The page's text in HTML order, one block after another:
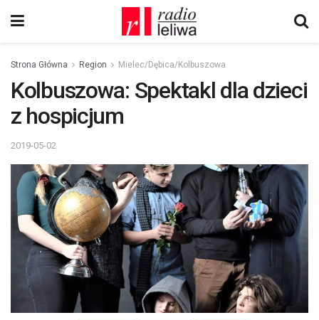
Strona Główna Region Mielec/Dębica/Kolbuszowa
Kolbuszowa: Spektakl dla dzieci
z hospicjum
2019-05-02